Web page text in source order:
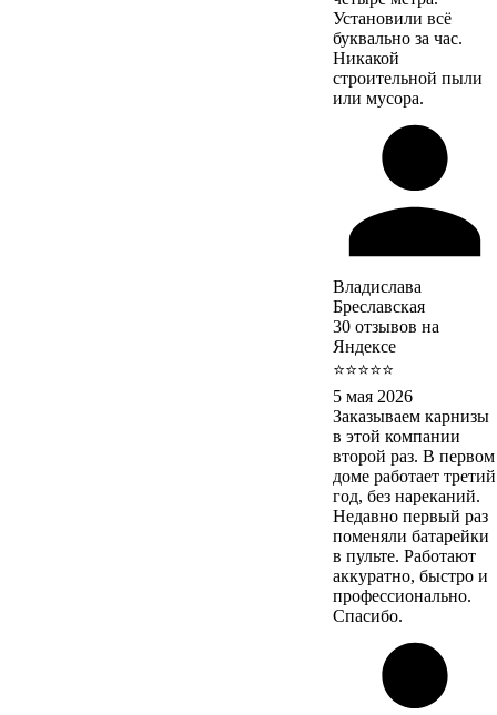
Установили всё
буквально за час.
Никакой
строительной пыли
или мусора.
Владислава
Бреславская
30 отзывов на
Яндексе
⭐⭐⭐⭐⭐
5 мая 2026
Заказываем карнизы
в этой компании
второй раз. В первом
доме работает третий
год, без нареканий.
Недавно первый раз
поменяли батарейки
в пульте. Работают
аккуратно, быстро и
профессионально.
Спасибо.